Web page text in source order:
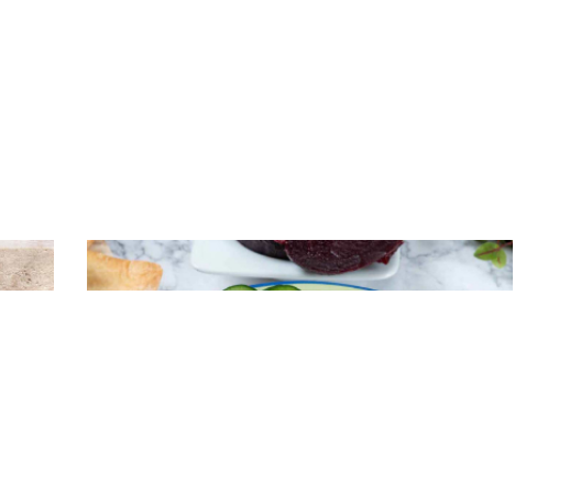
Χούμους με παντζάρι
ΝΤΙΠ – ΣΑΛΤΣΕΣ